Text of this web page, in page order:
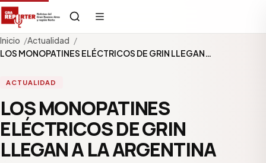
Inicio
Actualidad
LOS MONOPATINES ELÉCTRICOS DE GRIN LLEGAN…
ACTUALIDAD
LOS MONOPATINES
ELÉCTRICOS DE GRIN
LLEGAN A LA ARGENTINA